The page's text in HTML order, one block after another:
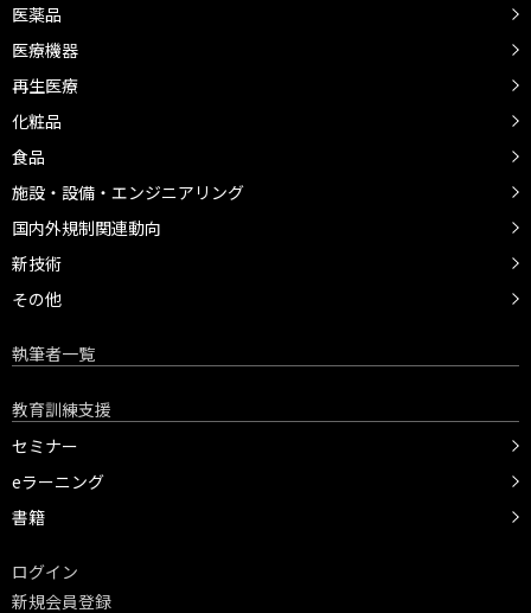
医薬品
医療機器
再生医療
化粧品
食品
施設・設備・エンジニアリング
国内外規制関連動向
新技術
その他
執筆者一覧
教育訓練支援
セミナー
eラーニング
書籍
ログイン
新規会員登録